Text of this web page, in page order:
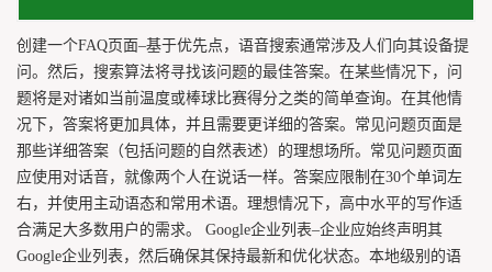
创建一个FAQ页面–基于优先点，语音搜索通常涉及人们向其设备提
问。然后，搜索算法将寻找该问题的最佳答案。在某些情况下，问
题将是对诸如当前温度或棒球比赛得分之类的简单查询。在其他情
况下，答案将更加具体，并且需要更详细的答案。常见问题页面是
那些详细答案（包括问题的自然表述）的理想场所。常见问题页面
应使用对话音，就像两个人在说话一样。答案应限制在30个单词左
右，并使用主动语态和常用术语。理想情况下，高中水平的写作适
合满足大多数用户的需求。 Google企业列表–企业应始终声明其
Google企业列表，然后确保其保持最新和优化状态。本地级别的语